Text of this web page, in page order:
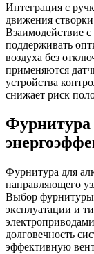
Интеграция с
движения
Взаимодействие
поддерживать
воздуха без
применяются
устройства
снижает риск
Фурнитура
Фурнитура для
направляющего
Выбор фурнитуры
эксплуатации и
долговечность
эффективную